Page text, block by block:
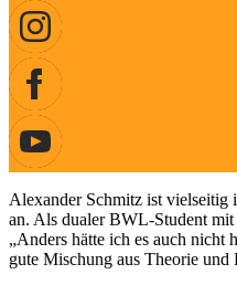
Alexander Schmitz ist vielseitig
an. Als dualer BWL-Student
„Anders hätte ich es auch nicht
gute Mischung aus Theorie und